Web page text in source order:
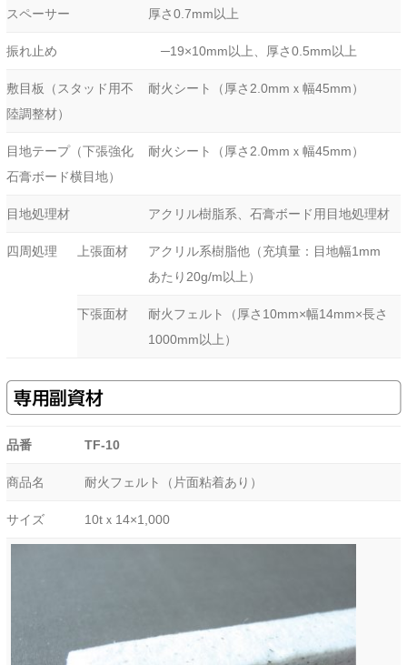
スペーサー 厚さ0.7mm以上
振れ止め ─19×10mm以上、厚さ0.5mm以上
敷目板（スタッド用不
陸調整材）
耐火シート（厚さ2.0mmｘ幅45mm）
目地テープ（下張強化
石膏ボード横目地）
耐火シート（厚さ2.0mmｘ幅45mm）
目地処理材 アクリル樹脂系、石膏ボード用目地処理材
四周処理 上張面材
アクリル系樹脂他（充填量：目地幅1mm
あたり20g/m以上）
下張面材
耐火フェルト（厚さ10mm×幅14mm×長さ
1000mm以上）
専用副資材
品番 TF-10
商品名 耐火フェルト（片面粘着あり）
サイズ 10tｘ14×1,000